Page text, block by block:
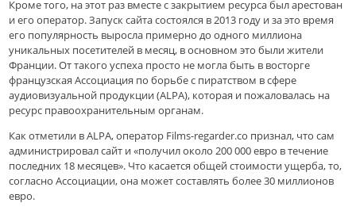
Кроме того, на этот раз вместе с закрытием ресурса был арестован
и его оператор. Запуск сайта состоялся в 2013 году и за это время
его популярность выросла примерно до одного миллиона
уникальных посетителей в месяц, в основном это были жители
Франции. От такого успеха просто не могла быть в восторге
французская Ассоциация по борьбе с пиратством в сфере
аудиовизуальной продукции (ALPA), которая и пожаловалась на
ресурс правоохранительным органам.
Как отметили в ALPA, оператор Films-regarder.co признал, что сам
администрировал сайт и «получил около 200 000 евро в течение
последних 18 месяцев». Что касается общей стоимости ущерба, то,
согласно Ассоциации, она может составлять более 30 миллионов
евро.